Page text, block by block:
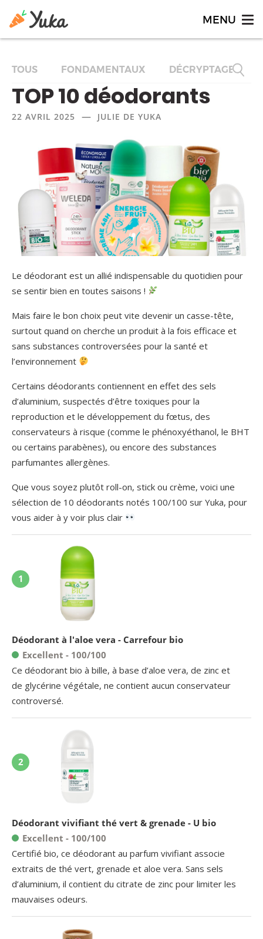
TOUS FONDAMENTAUX DÉCRYPTAGES
TOP 10 déodorants
22 AVRIL 2025 — JULIE DE YUKA
Le déodorant est un allié indispensable du quotidien pour
se sentir bien en toutes saisons !
Mais faire le bon choix peut vite devenir un casse-tête,
surtout quand on cherche un produit à la fois efficace et
sans substances controversées pour la santé et
l’environnement
Certains déodorants contiennent en effet des sels
d’aluminium, suspectés d’être toxiques pour la
reproduction et le développement du fœtus, des
conservateurs à risque (comme le phénoxyéthanol, le BHT
ou certains parabènes), ou encore des substances
parfumantes allergènes.
Que vous soyez plutôt roll-on, stick ou crème, voici une
sélection de 10 déodorants notés 100/100 sur Yuka, pour
vous aider à y voir plus clair
1
Déodorant à l'aloe vera - Carrefour bio
Excellent - 100/100
Ce déodorant bio à bille, à base d’aloe vera, de zinc et
de glycérine végétale, ne contient aucun conservateur
controversé.
2
Déodorant vivifiant thé vert & grenade - U bio
Excellent - 100/100
Certifié bio, ce déodorant au parfum vivifiant associe
extraits de thé vert, grenade et aloe vera. Sans sels
d’aluminium, il contient du citrate de zinc pour limiter les
mauvaises odeurs.